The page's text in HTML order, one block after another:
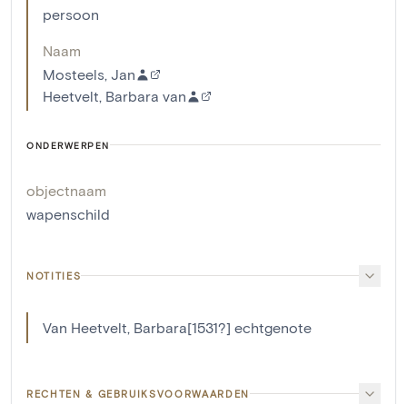
persoon
Naam
Mosteels, Jan
Heetvelt, Barbara van
ONDERWERPEN
objectnaam
wapenschild
NOTITIES
Van Heetvelt, Barbara[1531?] echtgenote
RECHTEN & GEBRUIKSVOORWAARDEN